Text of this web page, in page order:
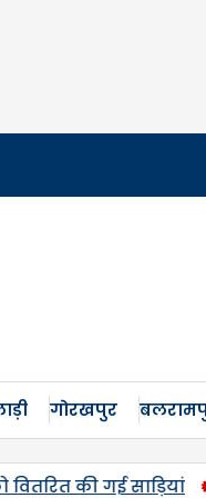
गोरखपुर
भाजपा ‘हर घर